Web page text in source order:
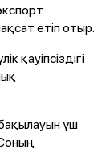
етіп отыр.
қауіпсіздігі
бақылауын үш